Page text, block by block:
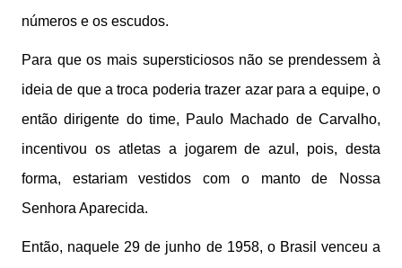
números e os escudos.
Para que os mais supersticiosos não se prendessem à
ideia de que a troca poderia trazer azar para a equipe, o
então dirigente do time, Paulo Machado de Carvalho,
incentivou os atletas a jogarem de azul, pois, desta
forma, estariam vestidos com o manto de Nossa
Senhora Aparecida.
Então, naquele 29 de junho de 1958, o Brasil venceu a